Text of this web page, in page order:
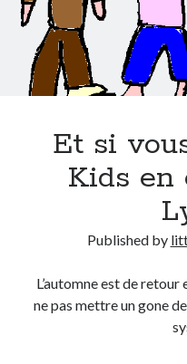
Et si
Kids en
Published by
L’automne est de
ne pas mettre un gone